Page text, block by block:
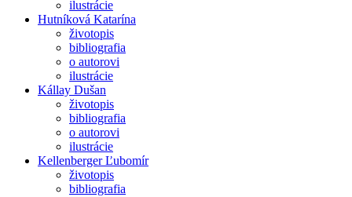
ilustrácie
Hutníková Katarína
životopis
bibliografia
o autorovi
ilustrácie
Kállay Dušan
životopis
bibliografia
o autorovi
ilustrácie
Kellenberger Ľubomír
životopis
bibliografia